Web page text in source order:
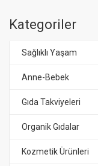
Kategoriler
Sağlıklı Yaşam
Anne-Bebek
Gıda Takviyeleri
Organik Gıdalar
Kozmetik Ürünleri